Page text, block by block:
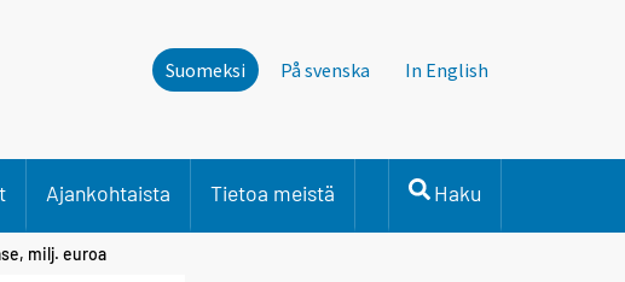
Suomeksi På svenska In English
Ajankohtaista Tietoa meistä Haku
milj. euroa